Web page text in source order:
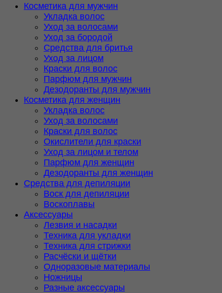
Косметика для мужчин
Укладка волос
Уход за волосами
Уход за бородой
Средства для бритья
Уход за лицом
Краски для волос
Парфюм для мужчин
Дезодоранты для мужчин
Косметика для женщин
Укладка волос
Уход за волосами
Краски для волос
Окислители для краски
Уход за лицом и телом
Парфюм для женщин
Дезодоранты для женщин
Средства для депиляции
Воск для депиляции
Воскоплавы
Аксессуары
Лезвия и насадки
Техника для укладки
Техника для стрижки
Расчёски и щётки
Одноразовые материалы
Ножницы
Разные аксессуары